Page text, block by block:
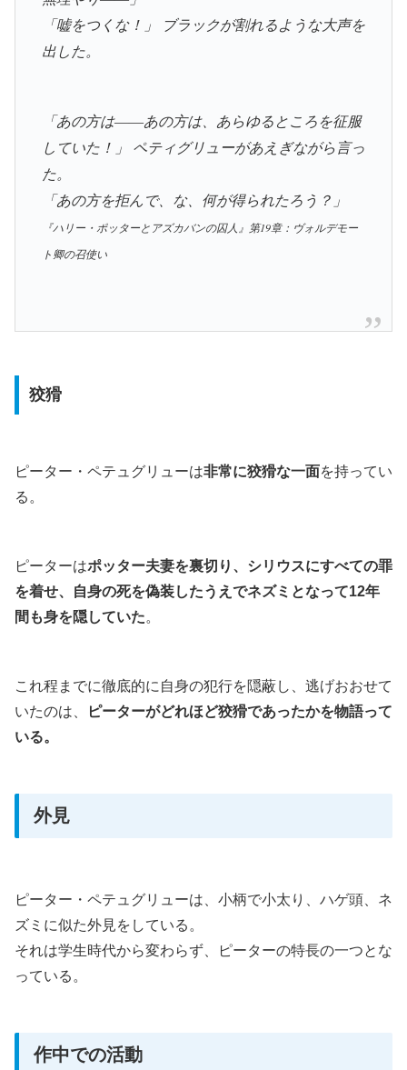
「嘘をつくな！」 ブラックが割れるような大声を
出した。
「あの方は――あの方は、あらゆるところを征服
していた！」 ペティグリューがあえぎながら言っ
た。
「あの方を拒んで、な、何が得られたろう？」
『ハリー・ポッターとアズカバンの囚人』第19章：ヴォルデモー
ト卿の召使い
狡猾
ピーター・ペテュグリューは非常に狡猾な一面を持ってい
る。
ピーターはポッター夫妻を裏切り、シリウスにすべての罪
を着せ、自身の死を偽装したうえでネズミとなって12年
間も身を隠していた。
これ程までに徹底的に自身の犯行を隠蔽し、逃げおおせて
いたのは、
ピーターがどれほど狡猾であったかを物語って
いる。
外見
ピーター・ペテュグリューは、小柄で小太り、ハゲ頭、ネ
ズミに似た外見をしている。
それは学生時代から変わらず、ピーターの特長の一つとな
っている。
作中での活動